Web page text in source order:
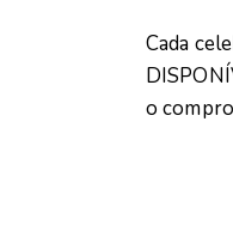
Cada
o